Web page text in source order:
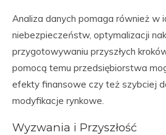
Analiza danych pomaga również w
niebezpieczeństw, optymalizacji
przygotowywaniu przyszłych
pomocą temu przedsiębiorstwa
efekty finansowe czy też szybciej
modyfikacje rynkowe.
Wyzwania i Przyszłość